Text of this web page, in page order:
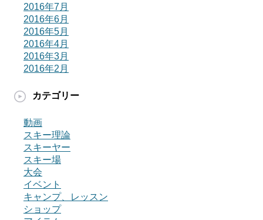
2016年7月
2016年6月
2016年5月
2016年4月
2016年3月
2016年2月
カテゴリー
動画
スキー理論
スキーヤー
スキー場
大会
イベント
キャンプ、レッスン
ショップ